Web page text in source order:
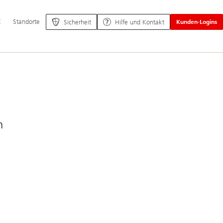
Standorte Sicherheit Hilfe und Kontakt Kunden-Logins